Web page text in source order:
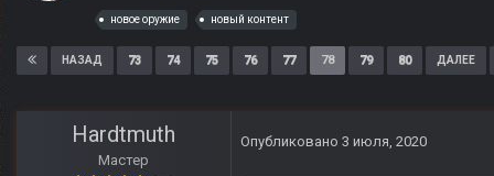
новое оружие новый контент
НАЗАД 73 74 75 76 77 78 79 80 ДАЛЕЕ
Hardtmuth
Мастер
Опубликовано 3 июля, 2020